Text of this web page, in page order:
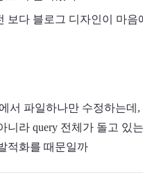
보다 블로그 디자인이 마음
서 파일하나만 수정하는데
니라 query 전체가 돌고 있
적화를 때문일까